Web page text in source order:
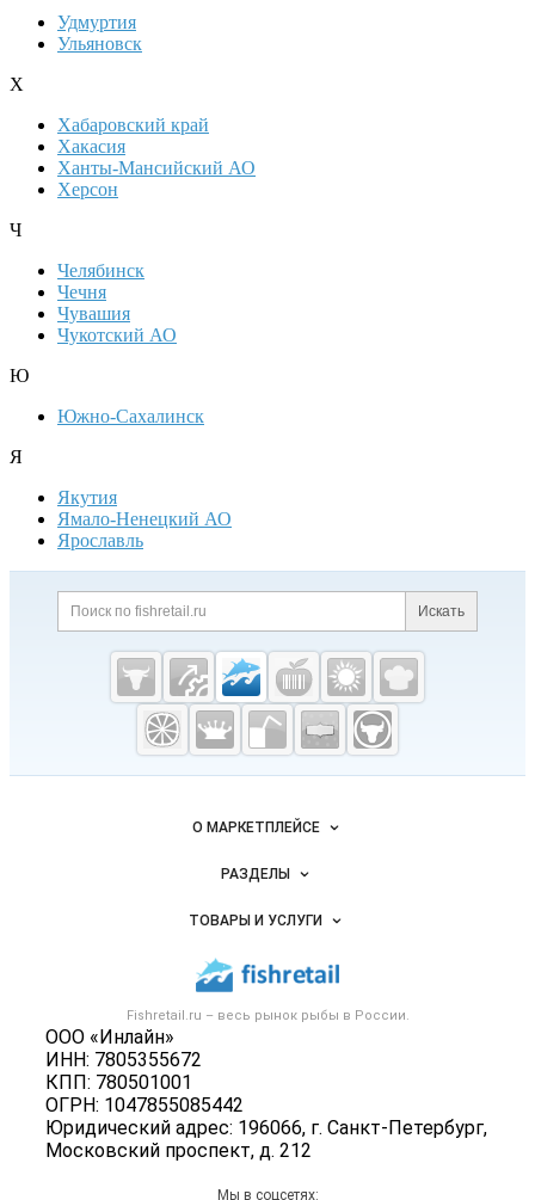
Удмуртия
Ульяновск
Х
Хабаровский край
Хакасия
Ханты-Мансийский АО
Херсон
Ч
Челябинск
Чечня
Чувашия
Чукотский АО
Ю
Южно-Сахалинск
Я
Якутия
Ямало-Ненецкий АО
Ярославль
Дополнительная информация
Поиск по сайту и
Искать
Cсылки на полезные проекты
Fishretail.ru —
рыба,
морепродукты
Важные разделы и контакты
Fishretail.ru – весь рынок рыбы в России.
ООО «Инлайн»
ИНН: 7805355672
КПП: 780501001
ОГРН: 1047855085442
Юридический адрес: 196066, г. Санкт-Петербург,
Московский проспект, д. 212
Навигация по сайтуО МАРКЕТПЛЕЙСЕ
Новости Fishretail.ru
Размещение рекламы
Публичная оферта
Контактная информация
Политика обработки персональных данных
РАЗДЕЛЫ
Объявления
Новости рынка
Вакансии
Блог
ТОВАРЫ И УСЛУГИ
Икра
Рыбопосадочный материал
Полуфабрикаты
Консервы
Мы в соцсетях: